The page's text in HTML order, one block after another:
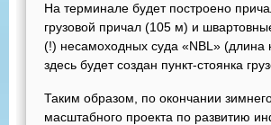
На терминале будет построено
грузовой причал (105 м) и
(!) несамоходных суда «NBL» (длина
здесь будет создан пункт-стоянка
Таким образом, по окончании
масштабного проекта по развитию